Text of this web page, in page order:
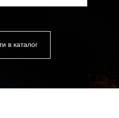
в каталог